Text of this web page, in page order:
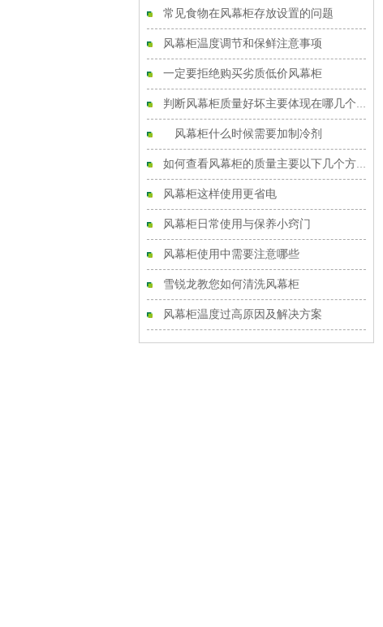
常见食物在风幕柜存放设置的问题
风幕柜温度调节和保鲜注意事项
一定要拒绝购买劣质低价风幕柜
判断风幕柜质量好坏主要体现在哪几个方面
风幕柜什么时候需要加制冷剂
如何查看风幕柜的质量主要以下几个方面
风幕柜这样使用更省电
风幕柜日常使用与保养小窍门
风幕柜使用中需要注意哪些
雪锐龙教您如何清洗风幕柜
风幕柜温度过高原因及解决方案